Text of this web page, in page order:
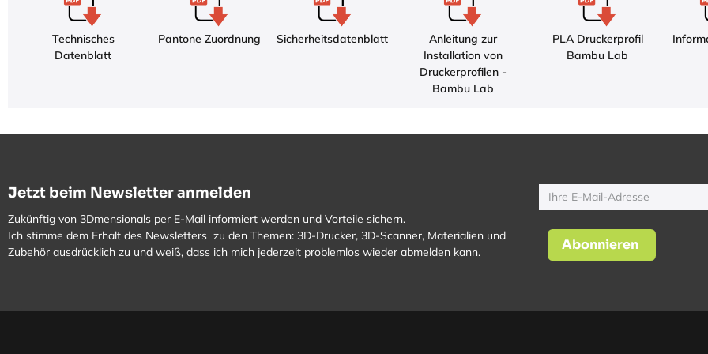
Technisches
Datenblatt
Pantone Zuordnung Sicherheitsdatenblatt
Anleitung zur
Installation von
Druckerprofilen -
Bambu Lab
PLA Druckerprofil
Bambu Lab
Jetzt beim Newsletter anmelden
Zukünftig von 3Dmensionals per E-Mail informiert werden und Vorteile sichern.
Ich stimme dem Erhalt des Newsletters zu den Themen: 3D-Drucker, 3D-Scanner, Materialien und
Zubehör ausdrücklich zu und weiß, dass ich mich jederzeit problemlos wieder abmelden kann.
Abonnieren